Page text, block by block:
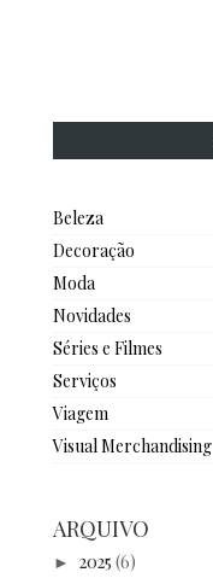
Beleza
Decoração
Moda
Novidades
Séries e Filmes
Serviços
Viagem
Visual Merchandising
ARQUIVO
► 2025 (6)